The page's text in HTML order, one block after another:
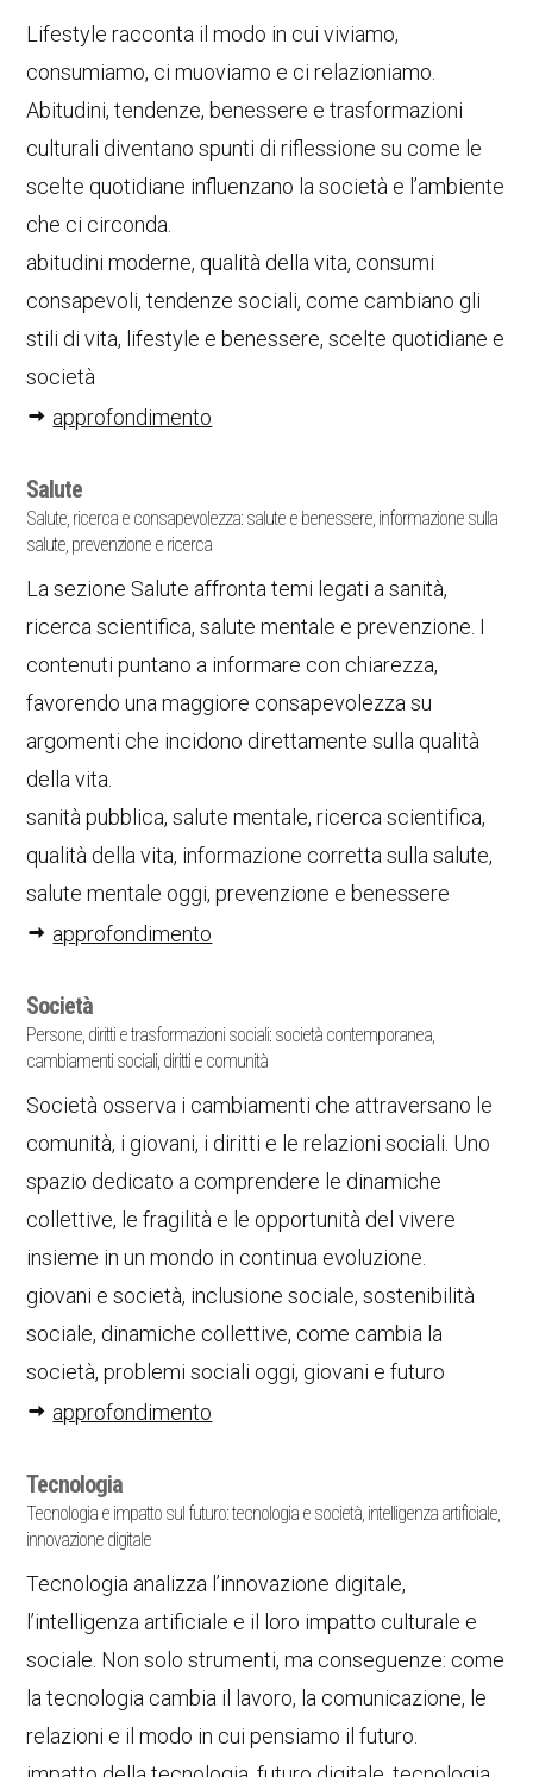
Lifestyle racconta il modo in cui viviamo,
consumiamo, ci muoviamo e ci relazioniamo.
Abitudini, tendenze, benessere e trasformazioni
culturali diventano spunti di riflessione su come le
scelte quotidiane influenzano la società e l’ambiente
che ci circonda.
abitudini moderne, qualità della vita, consumi
consapevoli, tendenze sociali, come cambiano gli
stili di vita, lifestyle e benessere, scelte quotidiane e
società
approfondimento
Salute
Salute, ricerca e consapevolezza: salute e benessere, informazione sulla
salute, prevenzione e ricerca
La sezione Salute affronta temi legati a sanità,
ricerca scientifica, salute mentale e prevenzione. I
contenuti puntano a informare con chiarezza,
favorendo una maggiore consapevolezza su
argomenti che incidono direttamente sulla qualità
della vita.
sanità pubblica, salute mentale, ricerca scientifica,
qualità della vita, informazione corretta sulla salute,
salute mentale oggi, prevenzione e benessere
approfondimento
Società
Persone, diritti e trasformazioni sociali: società contemporanea,
cambiamenti sociali, diritti e comunità
Società osserva i cambiamenti che attraversano le
comunità, i giovani, i diritti e le relazioni sociali. Uno
spazio dedicato a comprendere le dinamiche
collettive, le fragilità e le opportunità del vivere
insieme in un mondo in continua evoluzione.
giovani e società, inclusione sociale, sostenibilità
sociale, dinamiche collettive, come cambia la
società, problemi sociali oggi, giovani e futuro
approfondimento
Tecnologia
Tecnologia e impatto sul futuro: tecnologia e società, intelligenza artificiale,
innovazione digitale
Tecnologia analizza l’innovazione digitale,
l’intelligenza artificiale e il loro impatto culturale e
sociale. Non solo strumenti, ma conseguenze: come
la tecnologia cambia il lavoro, la comunicazione, le
relazioni e il modo in cui pensiamo il futuro.